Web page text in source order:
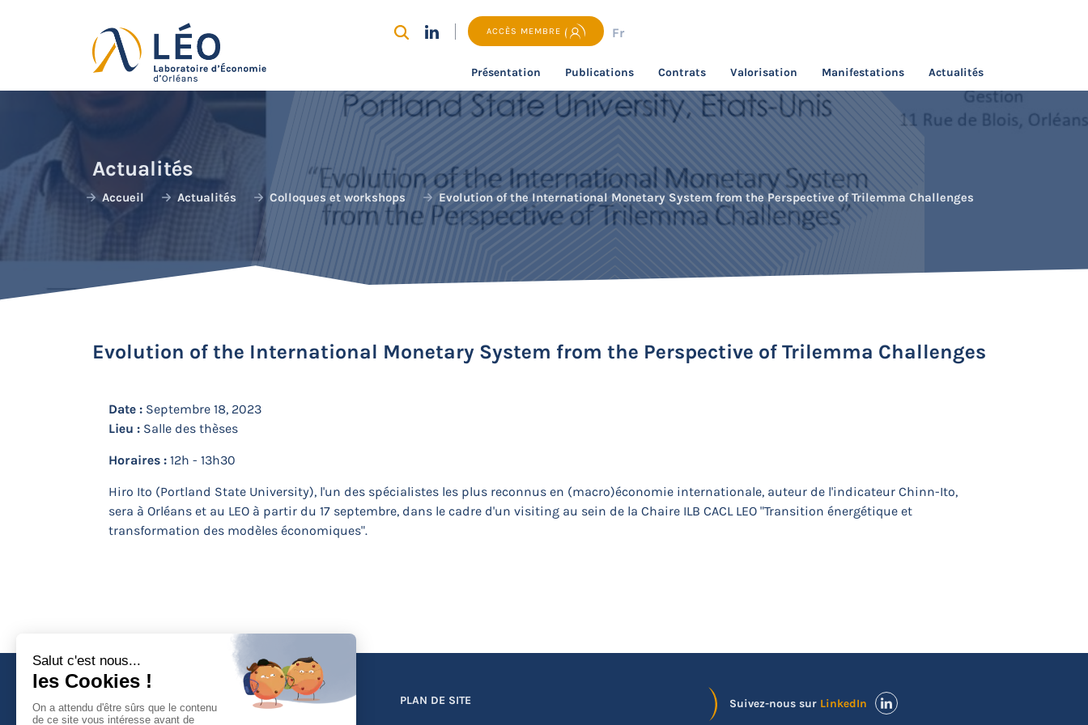
ACCÈS MEMBRE Fr
Présentation Publications Contrats Valorisation Manifestations Actualités
Actualités
Accueil Actualités Colloques et workshops Evolution of the International Monetary System from the Perspective of Trilemma Challenges
Evolution of the International Monetary System from the Perspective of Trilemma Challenges
Date : Septembre 18, 2023
Lieu : Salle des thèses
Horaires : 12h - 13h30
Hiro Ito (Portland State University), l'un des spécialistes les plus reconnus en (macro)économie internationale, auteur de l'indicateur Chinn-Ito,
sera à Orléans et au LEO à partir du 17 septembre, dans le cadre d'un visiting au sein de la Chaire ILB CACL LEO "Transition énergétique et
transformation des modèles économiques".
PLAN DE SITE Suivez-nous sur LinkedIn